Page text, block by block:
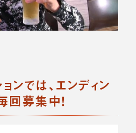
ンでは、エンディン
回募集中！